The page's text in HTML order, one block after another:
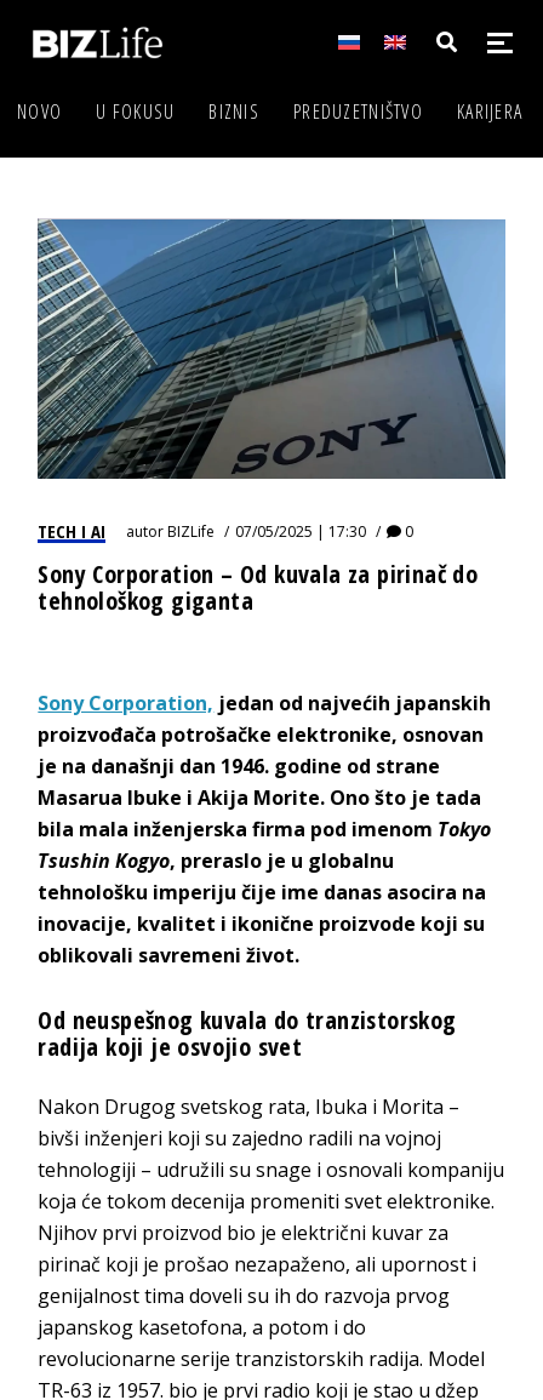
NOVO U FOKUSU BIZNIS PREDUZETNIŠTVO KARIJERA
TECH I AI autorBIZLife 07/05/2025 | 17:30 0
Sony Corporation – Od kuvala za pirinač do
tehnološkog giganta
Sony Corporation, jedan od najvećih japanskih
proizvođača potrošačke elektronike, osnovan
je na današnji dan 1946. godine od strane
Masarua Ibuke i Akija Morite. Ono što je tada
bila mala inženjerska firma pod imenom Tokyo
Tsushin Kogyo, preraslo je u globalnu
tehnološku imperiju čije ime danas asocira na
inovacije, kvalitet i ikonične proizvode koji su
oblikovali savremeni život.
Od neuspešnog kuvala do tranzistorskog
radija koji je osvojio svet
Nakon Drugog svetskog rata, Ibuka i Morita –
bivši inženjeri koji su zajedno radili na vojnoj
tehnologiji – udružili su snage i osnovali kompaniju
koja će tokom decenija promeniti svet elektronike.
Njihov prvi proizvod bio je električni kuvar za
pirinač koji je prošao nezapaženo, ali upornost i
genijalnost tima doveli su ih do razvoja prvog
japanskog kasetofona, a potom i do
revolucionarne serije tranzistorskih radija. Model
TR-63 iz 1957. bio je prvi radio koji je stao u džep